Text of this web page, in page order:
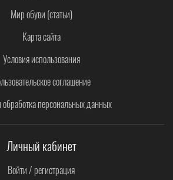
Мир обуви (статьи)
Карта сайта
Условия использования
соглашение
персональных данных
Личный кабинет
Войти / регистрация